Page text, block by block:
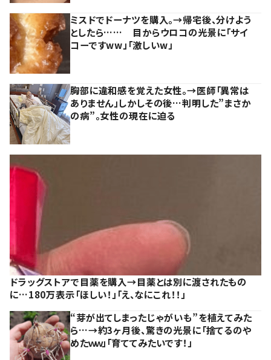
ミスドでドーナツを購入。→帰宅後、分けよう
としたら…… 目からウロコの光景に「サイ
コーですww」「激しいw」
胸部に違和感を覚えた女性。→医師「異常は
ありません」しかしその後…判明した”まさか
の病”。女性の現在に迫る
ドラッグストアで目薬を購入→目薬とは別に渡されたもの
に…180万表示「ほしい！」「え、なにこれ！！」
“芽が出てしまったじゃがいも”を植えてみた
ら…→約3ヶ月後、驚きの光景に「捨てるのや
めたｗｗ」「育ててみたいです！」